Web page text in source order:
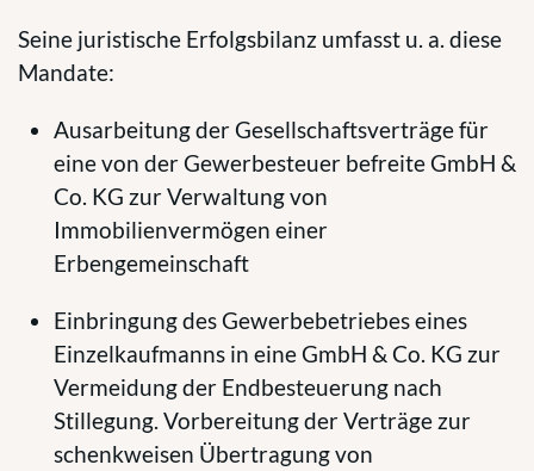
Seine juristische Erfolgsbilanz umfasst u. a. diese
Mandate:
Ausarbeitung der Gesellschaftsverträge für
eine von der Gewerbesteuer befreite GmbH &
Co. KG zur Verwaltung von
Immobilienvermögen einer
Erbengemeinschaft
Einbringung des Gewerbebetriebes eines
Einzelkaufmanns in eine GmbH & Co. KG zur
Vermeidung der Endbesteuerung nach
Stillegung. Vorbereitung der Verträge zur
schenkweisen Übertragung von